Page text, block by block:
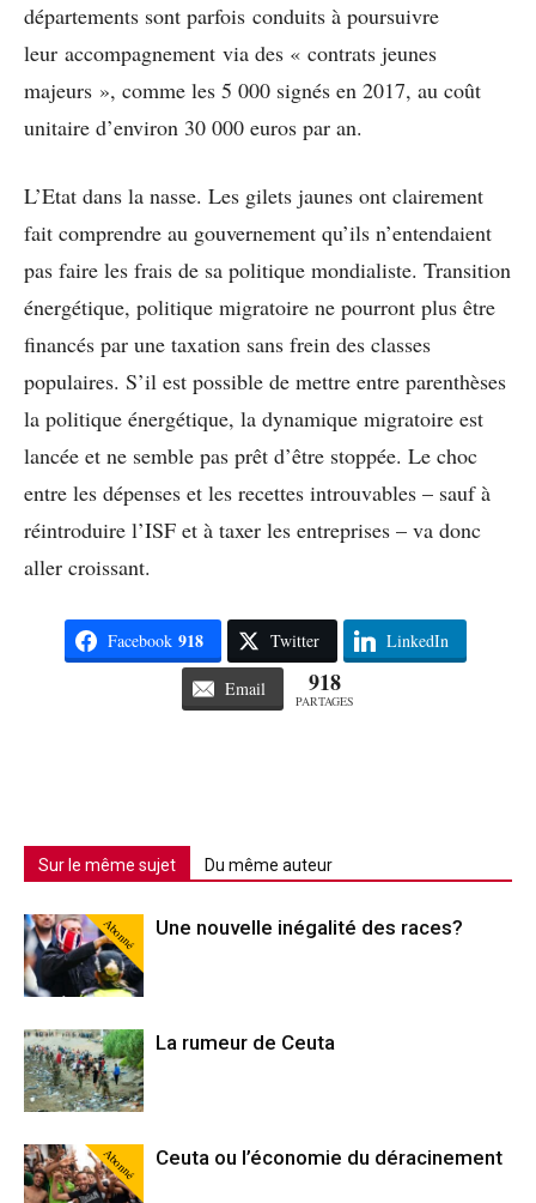
départements sont parfois conduits à poursuivre
leur accompagnement via des « contrats jeunes
majeurs », comme les 5 000 signés en 2017, au coût
unitaire d’environ 30 000 euros par an.
L’Etat dans la nasse. Les gilets jaunes ont clairement
fait comprendre au gouvernement qu’ils n’entendaient
pas faire les frais de sa politique mondialiste. Transition
énergétique, politique migratoire ne pourront plus être
financés par une taxation sans frein des classes
populaires. S’il est possible de mettre entre parenthèses
la politique énergétique, la dynamique migratoire est
lancée et ne semble pas prêt d’être stoppée. Le choc
entre les dépenses et les recettes introuvables – sauf à
réintroduire l’ISF et à taxer les entreprises – va donc
aller croissant.
Facebook 918 Twitter LinkedIn
Email 918
PARTAGES
Sur le même sujet Du même auteur
Abonné Une nouvelle inégalité des races?
La rumeur de Ceuta
Abonné Ceuta ou l’économie du déracinement